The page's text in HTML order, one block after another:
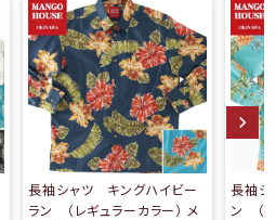
長袖シャツ サニーデイパイ
ン （ボタンダウン） メンズ